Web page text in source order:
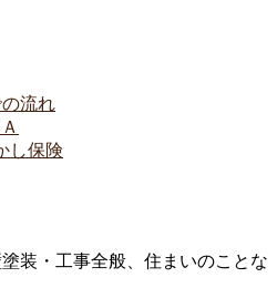
流れ
し保険
装・工事全般、住まいのことな